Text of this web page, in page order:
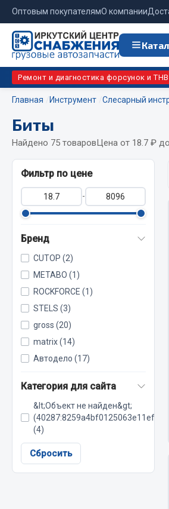
Оптовым покупателямО компании
Изготовление цепей на колеса
QITONG
Весь раздел
МЕТИЗЫ
Кольца стопорные
Пресс-масленки
Пробки
Пружины
Хомуты
Ремонт и диагностика форсунок и
Главная Инструмент Слесарный
Биты
Найдено 75 товаровЦена от 18.7 ₽
Фильтр по цене
-
Бренд
CUTOP (2)
METABO (1)
ROCKFORCE (1)
STELS (3)
gross (20)
matrix (14)
Автодело (17)
Категория для сайта
&lt;Объект не найден&gt;
(4)
Сбросить